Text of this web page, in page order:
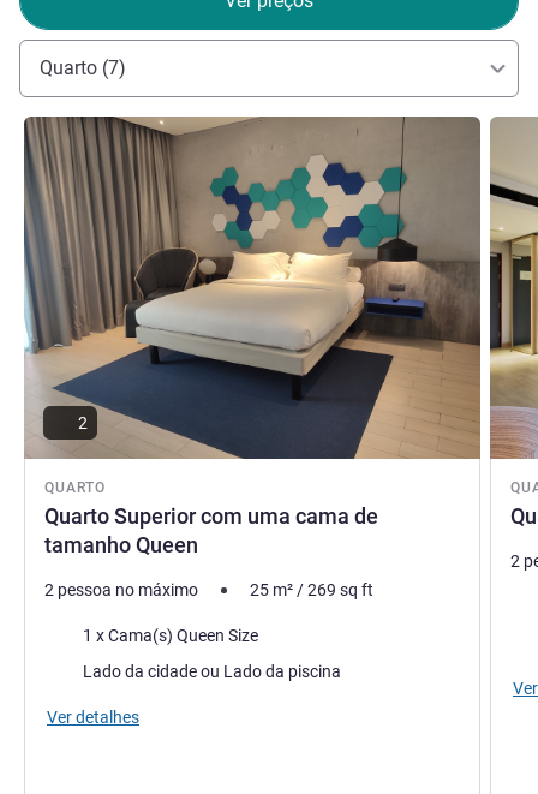
Quarto (7)
QUARTO
Quarto Superior com uma cama de
tamanho Queen
Ver detalhes
2
2 pessoa no máximo 25 m²/269 sq ft
Cama1 x Cama(s) Queen Size
Vistas:
Lado da cidade ou Lado da piscina
Ver detalhes
Ver
2